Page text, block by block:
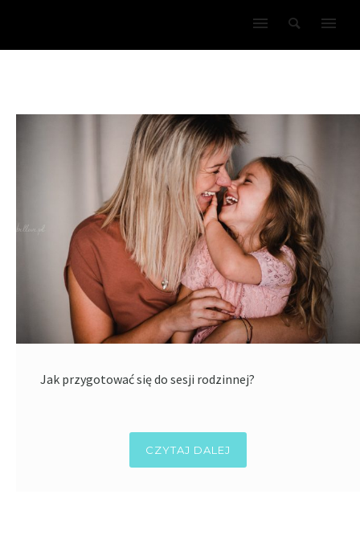
Jak przygotować się do sesji rodzinnej?
CZYTAJ DALEJ